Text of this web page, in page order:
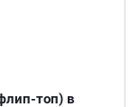
топ) в